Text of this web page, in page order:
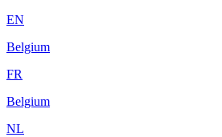
EN
Belgium
FR
Belgium
NL